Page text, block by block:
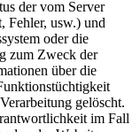
der vom Server
Fehler, usw.) und
oder die
zum Zweck der
über die
gelöscht.
im Fall